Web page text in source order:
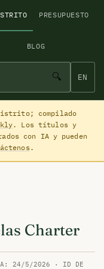
PRESUPUESTO
BLOG
🔍 EN
compilado
. Los títulos y
con IA y pueden
.
Charter
24/5/2026 · ID DE